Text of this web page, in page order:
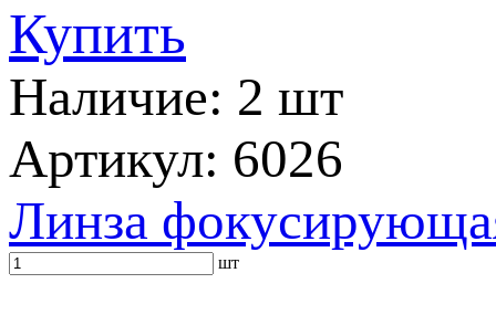
Купить
Наличие: 2 шт
Артикул: 6026
Линза
шт